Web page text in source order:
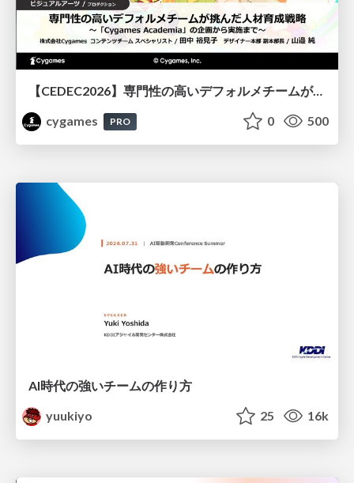
【CEDEC2026】専門性の高いデフォルメチームが挑んだ人材育成戦略 〜Cygames Academiaの企画から実施まで〜
cygames
PRO 0 500
AI時代の強いチームの作り方
yuukiyo
25 16k